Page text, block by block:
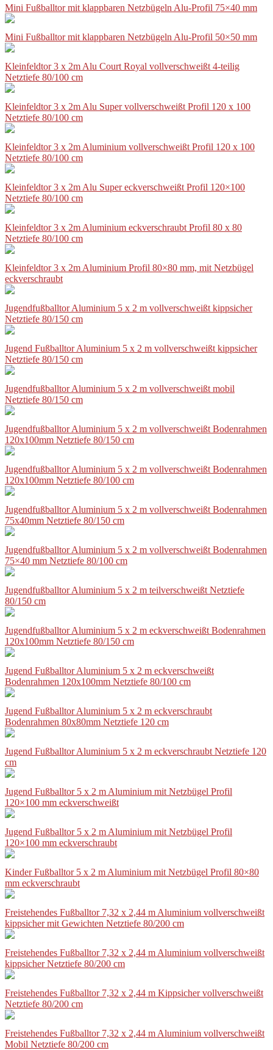
Mini Fußballtor mit klappbaren Netzbügeln Alu-Profil 75×40 mm
Mini Fußballtor mit klappbaren Netzbügeln Alu-Profil 50×50 mm
Kleinfeldtor 3 x 2m Alu Court Royal vollverschweißt 4-teilig
Netztiefe 80/100 cm
Kleinfeldtor 3 x 2m Alu Super vollverschweißt Profil 120 x 100
Netztiefe 80/100 cm
Kleinfeldtor 3 x 2m Aluminium vollverschweißt Profil 120 x 100
Netztiefe 80/100 cm
Kleinfeldtor 3 x 2m Alu Super eckverschweißt Profil 120×100
Netztiefe 80/100 cm
Kleinfeldtor 3 x 2m Aluminium eckverschraubt Profil 80 x 80
Netztiefe 80/100 cm
Kleinfeldtor 3 x 2m Aluminium Profil 80×80 mm, mit Netzbügel
eckverschraubt
Jugendfußballtor Aluminium 5 x 2 m vollverschweißt kippsicher
Netztiefe 80/150 cm
Jugend Fußballtor Aluminium 5 x 2 m vollverschweißt kippsicher
Netztiefe 80/150 cm
Jugendfußballtor Aluminium 5 x 2 m vollverschweißt mobil
Netztiefe 80/150 cm
Jugendfußballtor Aluminium 5 x 2 m vollverschweißt Bodenrahmen
120x100mm Netztiefe 80/150 cm
Jugendfußballtor Aluminium 5 x 2 m vollverschweißt Bodenrahmen
120x100mm Netztiefe 80/100 cm
Jugendfußballtor Aluminium 5 x 2 m vollverschweißt Bodenrahmen
75x40mm Netztiefe 80/150 cm
Jugendfußballtor Aluminium 5 x 2 m vollverschweißt Bodenrahmen
75×40 mm Netztiefe 80/100 cm
Jugendfußballtor Aluminium 5 x 2 m teilverschweißt Netztiefe
80/150 cm
Jugendfußballtor Aluminium 5 x 2 m eckverschweißt Bodenrahmen
120x100mm Netztiefe 80/150 cm
Jugend Fußballtor Aluminium 5 x 2 m eckverschweißt
Bodenrahmen 120x100mm Netztiefe 80/100 cm
Jugend Fußballtor Aluminium 5 x 2 m eckverschraubt
Bodenrahmen 80x80mm Netztiefe 120 cm
Jugend Fußballtor Aluminium 5 x 2 m eckverschraubt Netztiefe 120
cm
Jugend Fußballtor 5 x 2 m Aluminium mit Netzbügel Profil
120×100 mm eckverschweißt
Jugend Fußballtor 5 x 2 m Aluminium mit Netzbügel Profil
120×100 mm eckverschraubt
Kinder Fußballtor 5 x 2 m Aluminium mit Netzbügel Profil 80×80
mm eckverschraubt
Freistehendes Fußballtor 7,32 x 2,44 m Aluminium vollverschweißt
kippsicher mit Gewichten Netztiefe 80/200 cm
Freistehendes Fußballtor 7,32 x 2,44 m Aluminium vollverschweißt
kippsicher Netztiefe 80/200 cm
Freistehendes Fußballtor 7,32 x 2,44 m Kippsicher vollverschweißt
Netztiefe 80/200 cm
Freistehendes Fußballtor 7,32 x 2,44 m Aluminium vollverschweißt
Mobil Netztiefe 80/200 cm